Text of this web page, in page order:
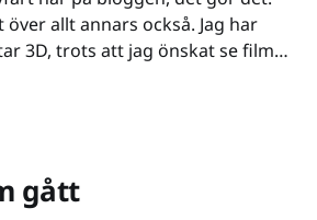
allt annars också. Jag har
3D, trots att jag önskat se filmen
Total War eller förtittat
gått